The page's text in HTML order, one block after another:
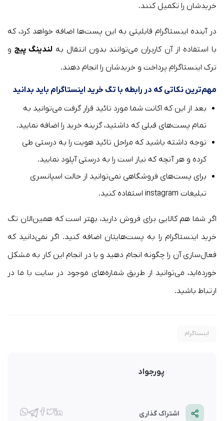
خریدشان را تکمیل کنند.
در آینده اینستاگرام قابلیتی به این پست‌ها اضافه خواهد کرد، که
با استفاده از آن کاربران می‌توانند بدون انتقال به لندینگ پیج و
ترک اینستاگرام پرداخت و خریدشان را انجام دهند.
مهم‌ترین نکاتی که در رابطه با تگ خرید اینستاگرام باید بدانید
بعد از این که اکانت شما مورد تائید قرار گرفت می‌توانید به
تمام پست‌های قبلی که داشتید، گزینه خرید را اضافه نمایید.
توجه داشته باشید که مراحل تائید هویت را به درستی طی
کرده و هر آنچه که نیاز است را به درستی آپلود نمایید.
برای پست‌های فروشگاهی نمی‌توانید از حالت اسپانسری
تبلیغات instagram استفاده کنید.
اگر شما هم کالایی برای فروش دارید، بهتر است که همین‌الان تگ
خرید اینستاگرام را به پست‌هایتان اضافه کنید. اگر نمی‌دانید که
فعال‌سازی آن را چگونه انجام دهید و یا در انجام این کار به مشکل
خورده‌اید، می‌توانید از طریق شماره‌های موجود در سایت با ما در
ارتباط باشید.
اینستاگرام
پورجواد
اشتراک گذاری